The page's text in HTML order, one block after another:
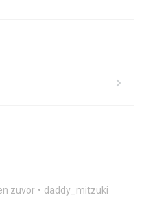
zuvor daddy_mitzuki